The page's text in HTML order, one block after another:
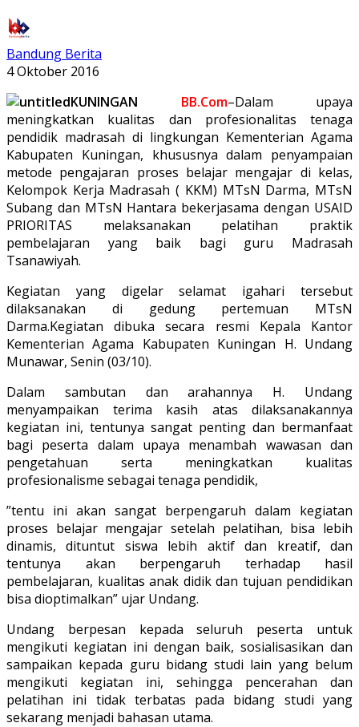
Bandung Berita
4 Oktober 2016
KUNINGAN BB.Com–Dalam upaya
meningkatkan kualitas dan profesionalitas tenaga
pendidik madrasah di lingkungan Kementerian Agama
Kabupaten Kuningan, khususnya dalam penyampaian
metode pengajaran proses belajar mengajar di kelas,
Kelompok Kerja Madrasah ( KKM) MTsN Darma, MTsN
Subang dan MTsN Hantara bekerjasama dengan USAID
PRIORITAS melaksanakan pelatihan praktik
pembelajaran yang baik bagi guru Madrasah
Tsanawiyah.
Kegiatan yang digelar selamat igahari tersebut
dilaksanakan di gedung pertemuan MTsN
Darma.Kegiatan dibuka secara resmi Kepala Kantor
Kementerian Agama Kabupaten Kuningan H. Undang
Munawar, Senin (03/10).
Dalam sambutan dan arahannya H. Undang
menyampaikan terima kasih atas dilaksanakannya
kegiatan ini, tentunya sangat penting dan bermanfaat
bagi peserta dalam upaya menambah wawasan dan
pengetahuan serta meningkatkan kualitas
profesionalisme sebagai tenaga pendidik,
”tentu ini akan sangat berpengaruh dalam kegiatan
proses belajar mengajar setelah pelatihan, bisa lebih
dinamis, dituntut siswa lebih aktif dan kreatif, dan
tentunya akan berpengaruh terhadap hasil
pembelajaran, kualitas anak didik dan tujuan pendidikan
bisa dioptimalkan” ujar Undang.
Undang berpesan kepada seluruh peserta untuk
mengikuti kegiatan ini dengan baik, sosialisasikan dan
sampaikan kepada guru bidang studi lain yang belum
mengikuti kegiatan ini, sehingga pencerahan dan
pelatihan ini tidak terbatas pada bidang studi yang
sekarang menjadi bahasan utama.